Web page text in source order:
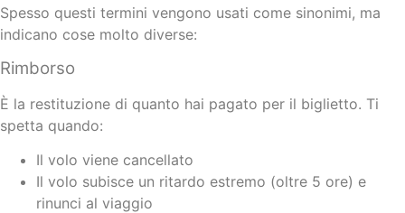
Spesso questi termini vengono usati come sinonimi, ma
indicano cose molto diverse:
Rimborso
È la restituzione di quanto hai pagato per il biglietto. Ti
spetta quando:
Il volo viene cancellato
Il volo subisce un ritardo estremo (oltre 5 ore) e
rinunci al viaggio